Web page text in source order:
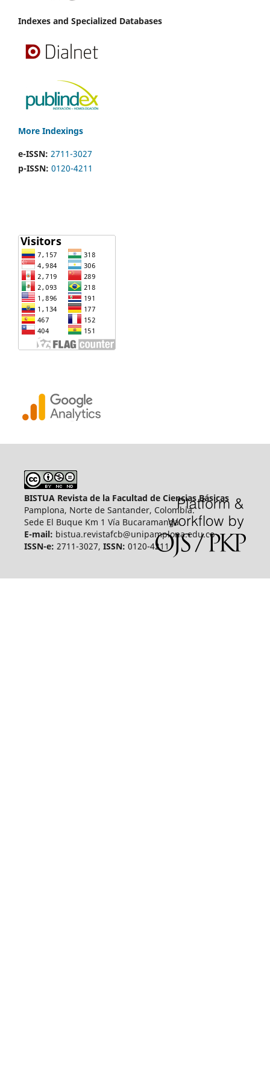
Indexes and Specialized Databases
More Indexings
e-ISSN: 2711-3027
p-ISSN: 0120-4211
BISTUA Revista de la Facultad de Ciencias Básicas
Pamplona, Norte de Santander, Colombia.
Sede El Buque Km 1 Vía Bucaramanga.
E-mail: bistua.revistafcb@unipamplona.edu.co
ISSN-e: 2711-3027, ISSN: 0120-4211